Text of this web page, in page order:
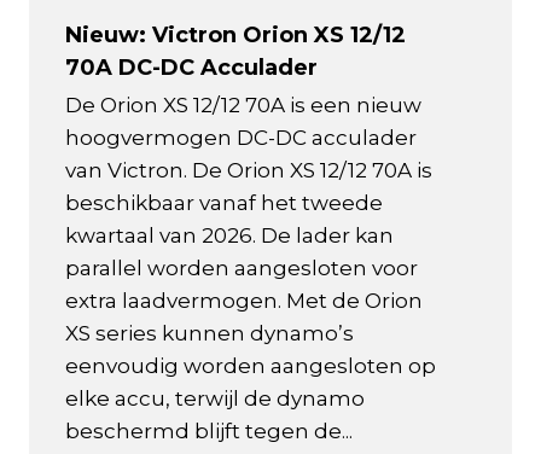
Nieuw: Victron Orion XS 12/12
70A DC-DC Acculader
De Orion XS 12/12 70A is een nieuw
hoogvermogen DC-DC acculader
van Victron. De Orion XS 12/12 70A is
beschikbaar vanaf het tweede
kwartaal van 2026. De lader kan
parallel worden aangesloten voor
extra laadvermogen. Met de Orion
XS series kunnen dynamo’s
eenvoudig worden aangesloten op
elke accu, terwijl de dynamo
beschermd blijft tegen de...